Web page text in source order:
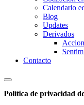
Calendario
Blog
Updates
Derivados
Contacto
Política de privacidad